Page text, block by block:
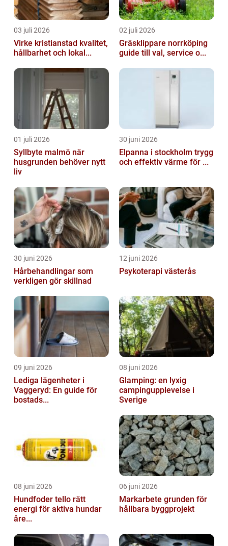
03 juli 2026
Virke kristianstad kvalitet,
hållbarhet och lokal...
02 juli 2026
Gräsklippare norrköping
guide till val, service o...
01 juli 2026
Syllbyte malmö när
husgrunden behöver nytt
liv
30 juni 2026
Elpanna i stockholm trygg
och effektiv värme för ...
30 juni 2026
Hårbehandlingar som
verkligen gör skillnad
12 juni 2026
Psykoterapi västerås
09 juni 2026
Lediga lägenheter i
Vaggeryd: En guide för
bostads...
08 juni 2026
Glamping: en lyxig
campingupplevelse i
Sverige
08 juni 2026
Hundfoder tello rätt
energi för aktiva hundar
åre...
06 juni 2026
Markarbete grunden för
hållbara byggprojekt